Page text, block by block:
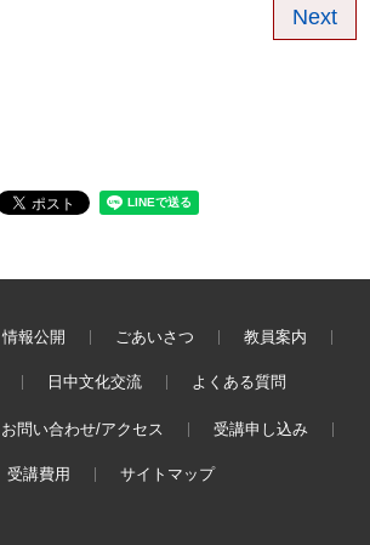
Next
情報公開 ごあいさつ 教員案内
日中文化交流 よくある質問
お問い合わせ/アクセス 受講申し込み
受講費用 サイトマップ